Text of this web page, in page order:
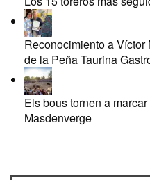
Reconocimiento a
de la Peña Taurina
Els bous tornen a
Masdenverge